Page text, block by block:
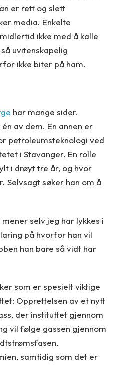
er rett og slett
media. Enkelte
ikke med å kalle
uvitenskapelig
ikke biter på ham.
har mange sider.
av dem. En annen er
petroleumsteknologi ved
i Stavanger. En rolle
i drøyt tre år, og hvor
Selvsagt søker han om å
selv jeg har lykkes i
på hvorfor han vil
han bare så vidt har
som er spesielt viktige
Opprettelsen av et nytt
der instituttet gjennom
vil følge gassen gjennom
samtidig som det er